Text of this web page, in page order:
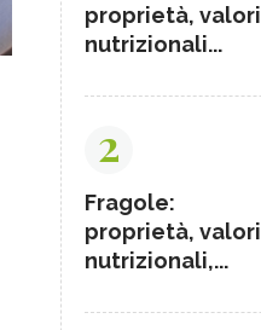
proprietà, valori
nutrizionali...
2
Fragole:
proprietà, valori
nutrizionali,...